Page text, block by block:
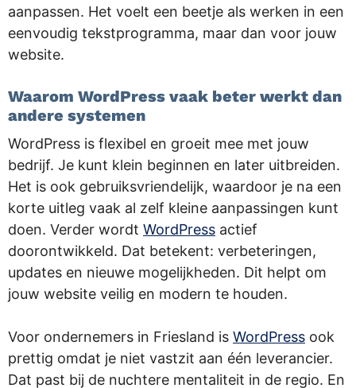
aanpassen. Het voelt een beetje als werken in een
eenvoudig tekstprogramma, maar dan voor jouw
website.
Waarom WordPress vaak beter werkt dan
andere systemen
WordPress is flexibel en groeit mee met jouw
bedrijf. Je kunt klein beginnen en later uitbreiden.
Het is ook gebruiksvriendelijk, waardoor je na een
korte uitleg vaak al zelf kleine aanpassingen kunt
doen. Verder wordt WordPress actief
doorontwikkeld. Dat betekent: verbeteringen,
updates en nieuwe mogelijkheden. Dit helpt om
jouw website veilig en modern te houden.
Voor ondernemers in Friesland is WordPress ook
prettig omdat je niet vastzit aan één leverancier.
Dat past bij de nuchtere mentaliteit in de regio. En